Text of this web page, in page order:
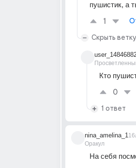
пушистик, а
1
Скрыть ветку
Кто
0
1 ответ
nina_amelina_1
Оракул
На себя